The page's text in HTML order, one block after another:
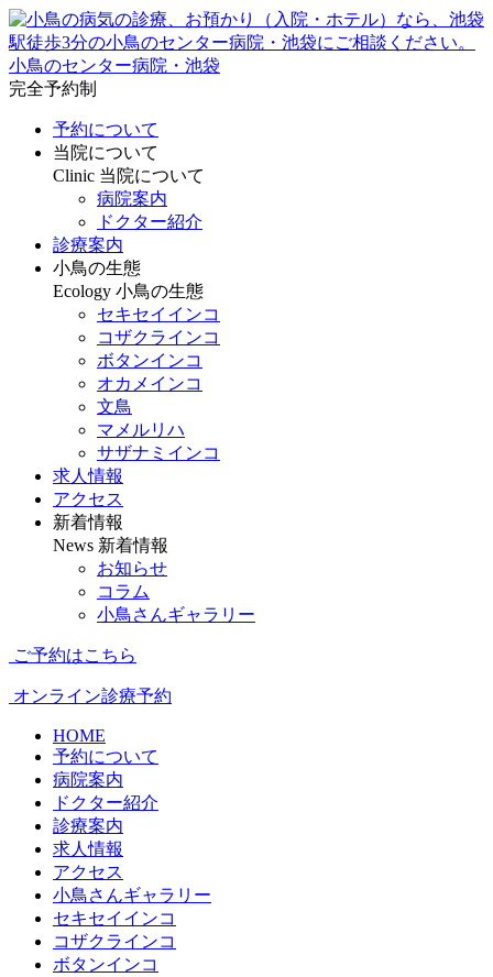
小鳥のセンター病院・池袋
完全予約制
予約について
当院について
Clinic 当院について
病院案内
ドクター紹介
診療案内
小鳥の生態
Ecology 小鳥の生態
セキセイインコ
コザクラインコ
ボタンインコ
オカメインコ
文鳥
マメルリハ
サザナミインコ
求人情報
アクセス
新着情報
News 新着情報
お知らせ
コラム
小鳥さんギャラリー
ご予約はこちら
オンライン診療予約
HOME
予約について
病院案内
ドクター紹介
診療案内
求人情報
アクセス
小鳥さんギャラリー
セキセイインコ
コザクラインコ
ボタンインコ